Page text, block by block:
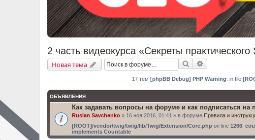
2 часть видеокурса «Секреты практического
Новая тема Поиск
17 тем [phpBB Debug] PHP Warning: in file
ОБЪЯВЛЕНИЯ
Как задавать вопросы на форуме и как подписаться на
Ruslan Savchenko » 16 ноя 2016, 01:41 » в форуме Правила и
[ROOT]/vendor/twig/twig/lib/Twig/Extension/Core.php on line 1266:
implements Countable